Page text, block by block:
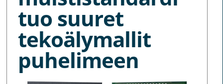
tuo suuret
tekoälymallit
puhelimeen